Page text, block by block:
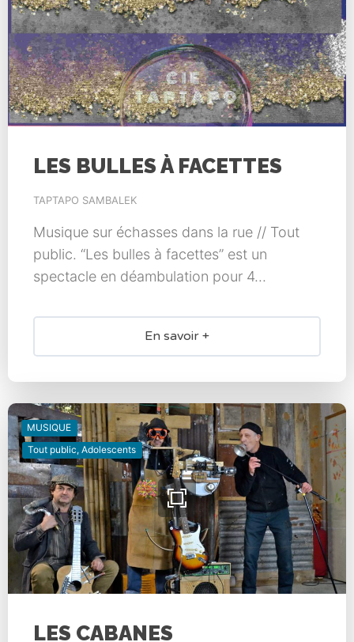
LES BULLES À FACETTES
TAPTAPO SAMBALEK
Musique sur échasses dans la rue // Tout
public. “Les bulles à facettes” est un
spectacle en déambulation pour 4...
En savoir +
Tout public, Adolescents
MUSIQUE
LES CABANES